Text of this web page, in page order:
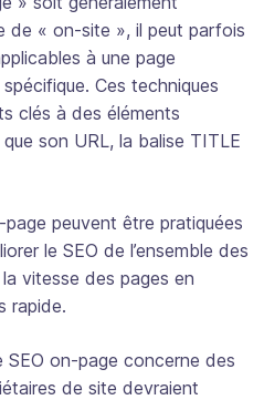
de « on-site », il peut parfois
à une page
Ces techniques
clés à des éléments
son URL, la balise TITLE
peuvent être pratiquées
le SEO de l’ensemble des
vitesse des pages en
rapide.
SEO on-page concerne des
de site devraient